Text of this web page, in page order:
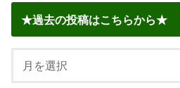
★過去の投稿はこちらから★